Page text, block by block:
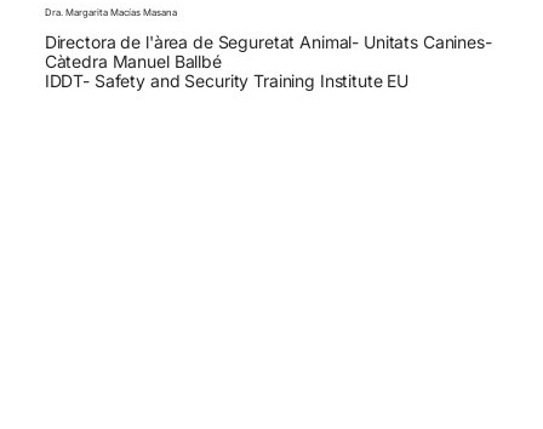
Dra. Margarita Macías Masana
Directora de l'àrea de Seguretat Animal- Unitats Canines-
Càtedra Manuel Ballbé
IDDT- Safety and Security Training Institute EU